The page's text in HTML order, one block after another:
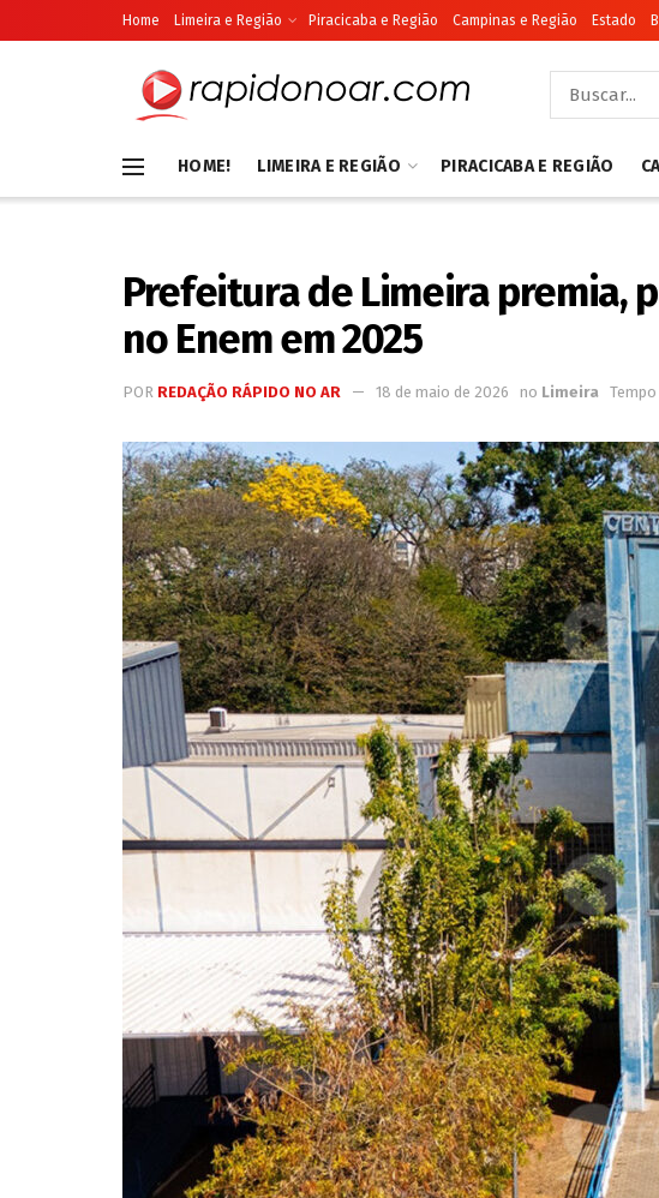
Home Limeira e Região Piracicaba e Região Campinas e Região Estado
HOME! LIMEIRA E REGIÃO PIRACICABA E REGIÃO
Prefeitura de Limeira premia,
no Enem em 2025
POR REDAÇÃO RÁPIDO NO AR 18 de maio de 2026 no Limeira